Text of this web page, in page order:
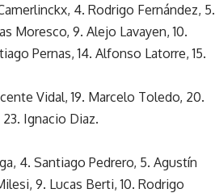
4. Rodrigo Fernández, 5.
Moresco, 9. Alejo Lavayen, 10.
Pernas, 14. Alfonso Latorre, 15.
Vidal, 19. Marcelo Toledo, 20.
Ignacio Diaz.
4. Santiago Pedrero, 5. Agustín
9. Lucas Berti, 10. Rodrigo